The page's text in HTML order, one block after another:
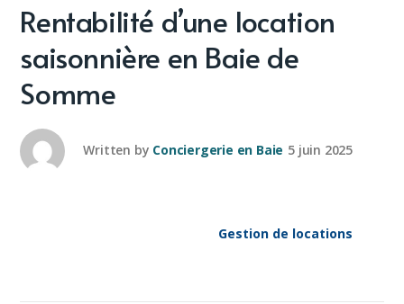
Rentabilité d’une location
saisonnière en Baie de
Somme
Written by Conciergerie en Baie 5 juin 2025
Gestion de locations